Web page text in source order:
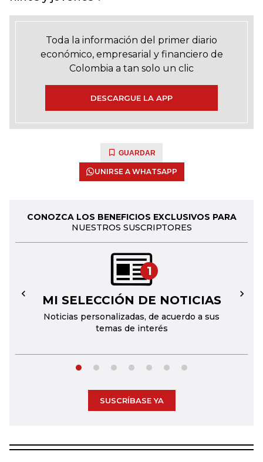
Toda la información del primer diario
económico, empresarial y financiero de
Colombia a tan solo un clic
DESCARGUE LA APP
GUARDAR
UNIRSE A WHATSAPP
CONOZCA LOS BENEFICIOS EXCLUSIVOS PARA
NUESTROS SUSCRIPTORES
1
MI SELECCIÓN DE NOTICIAS
Noticias personalizadas, de acuerdo a sus
temas de interés
← →
SUSCRÍBASE YA